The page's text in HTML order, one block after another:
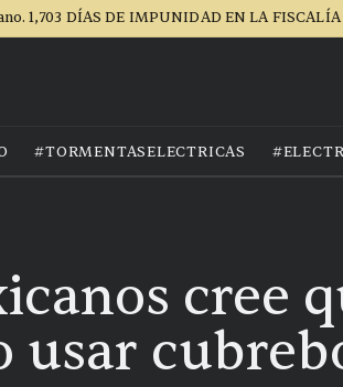
1,703 DÍAS DE IMPUNIDAD EN LA
#TORMENTASELECTRICAS
cree
usar